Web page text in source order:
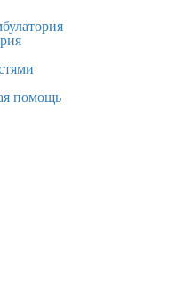
помощь